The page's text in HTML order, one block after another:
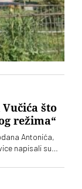
što
režima“
Antonića,
napisali su